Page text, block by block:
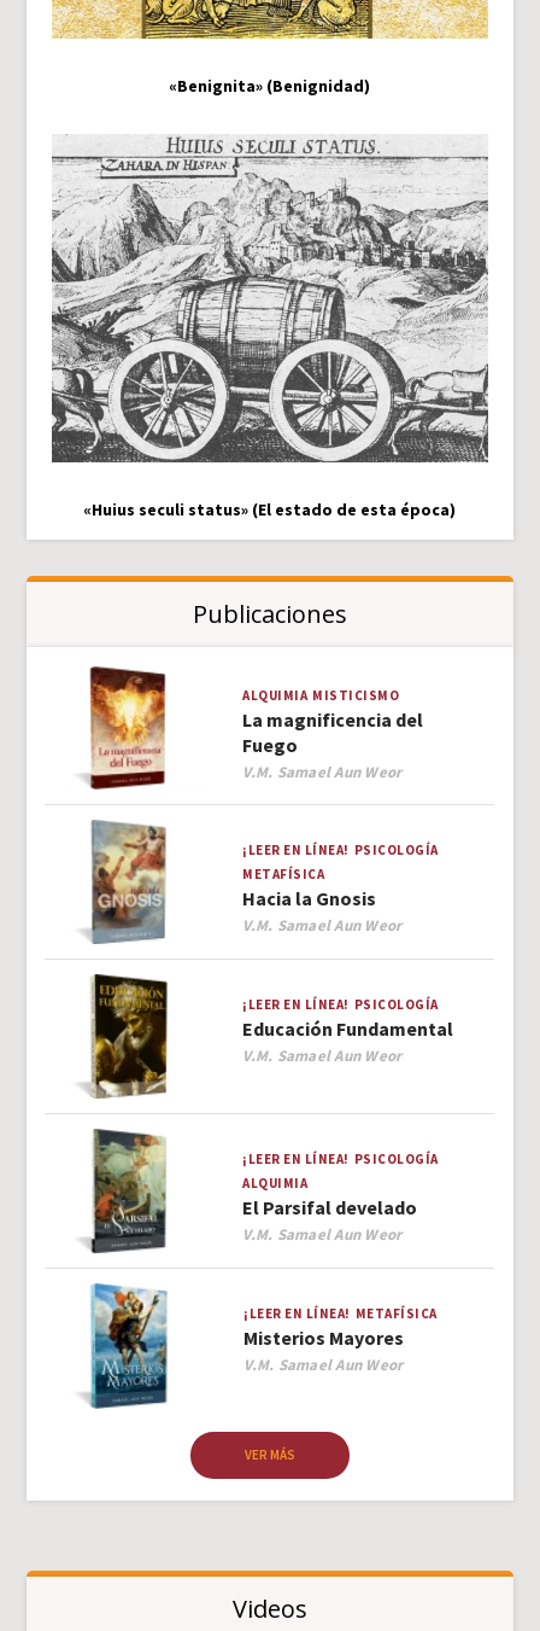
«Benignita» (Benignidad)
«Huius seculi status» (El estado de esta época)
Publicaciones
ALQUIMIA MISTICISMO
La magnificencia del
Fuego
Author
V.M. Samael Aun Weor
¡LEER EN LÍNEA! PSICOLOGÍA
METAFÍSICA
Hacia la Gnosis
Author
V.M. Samael Aun Weor
¡LEER EN LÍNEA! PSICOLOGÍA
Educación Fundamental
Author
V.M. Samael Aun Weor
¡LEER EN LÍNEA! PSICOLOGÍA
ALQUIMIA
El Parsifal develado
Author
V.M. Samael Aun Weor
¡LEER EN LÍNEA! METAFÍSICA
Misterios Mayores
Author
V.M. Samael Aun Weor
VER MÁS
Videos